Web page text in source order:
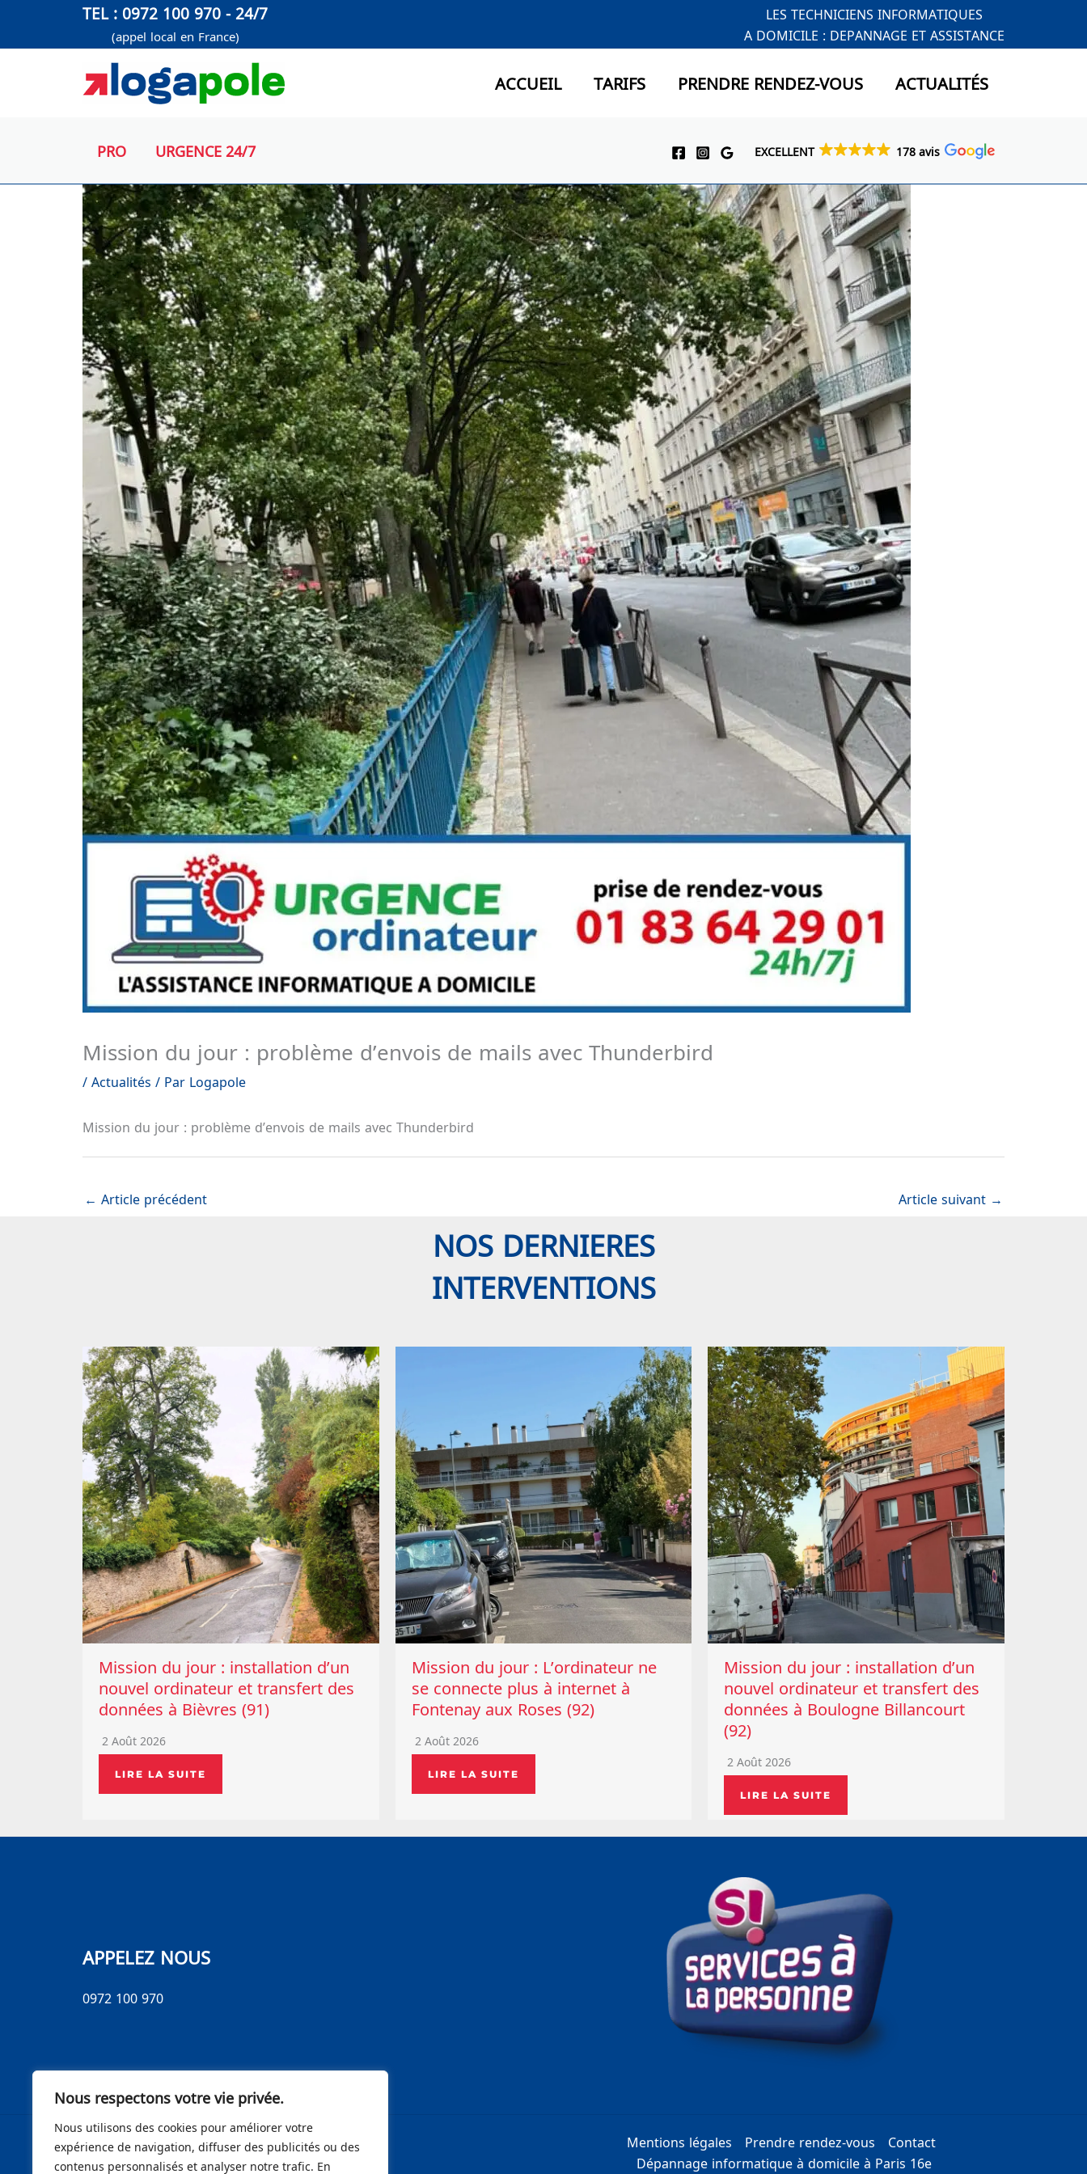
Nous respectons votre vie privée.
Nous utilisons des cookies pour améliorer votre
expérience de navigation, diffuser des publicités ou des
contenus personnalisés et analyser notre trafic. En
contenu
TEL : 0972 100 970 - 24/7
(appel local en France)
LES TECHNICIENS INFORMATIQUES
A DOMICILE : DEPANNAGE ET ASSISTANCE
ACCUEIL TARIFS PRENDRE RENDEZ-VOUS ACTUALITÉS
PRO URGENCE 24/7 EXCELLENT 178 avis
Mission du jour : problème d’envois de mails avec Thunderbird
/ Actualités / Par Logapole
Mission du jour : problème d’envois de mails avec Thunderbird
← Article précédent Article suivant →
NOS DERNIERES
INTERVENTIONS
Mission du jour : installation d’un
nouvel ordinateur et transfert des
données à Bièvres (91)
2 Août 2026
LIRE LA SUITE
Mission du jour : L’ordinateur ne
se connecte plus à internet à
Fontenay aux Roses (92)
2 Août 2026
LIRE LA SUITE
Mission du jour : installation d’un
nouvel ordinateur et transfert des
données à Boulogne Billancourt
(92)
2 Août 2026
LIRE LA SUITE
APPELEZ NOUS
0972 100 970
Mentions légales Prendre rendez-vous
Contact
Dépannage informatique à domicile à Paris 16e